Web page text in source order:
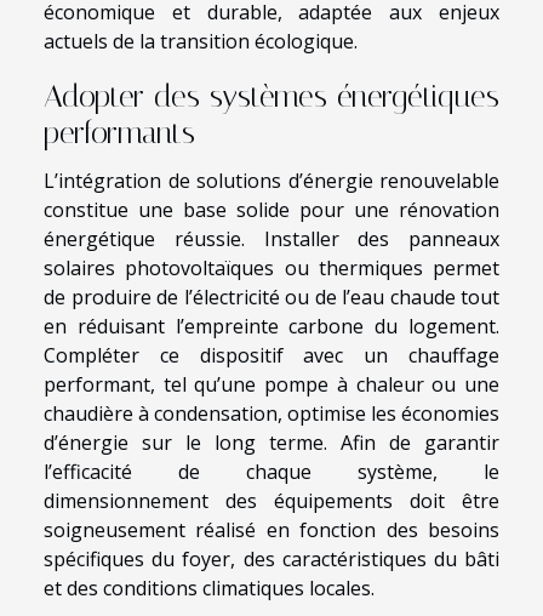
économique et durable, adaptée aux enjeux
actuels de la transition écologique.
Adopter des systèmes énergétiques
performants
L’intégration de solutions d’énergie renouvelable
constitue une base solide pour une rénovation
énergétique réussie. Installer des panneaux
solaires photovoltaïques ou thermiques permet
de produire de l’électricité ou de l’eau chaude tout
en réduisant l’empreinte carbone du logement.
Compléter ce dispositif avec un chauffage
performant, tel qu’une pompe à chaleur ou une
chaudière à condensation, optimise les économies
d’énergie sur le long terme. Afin de garantir
l’efficacité de chaque système, le
dimensionnement des équipements doit être
soigneusement réalisé en fonction des besoins
spécifiques du foyer, des caractéristiques du bâti
et des conditions climatiques locales.